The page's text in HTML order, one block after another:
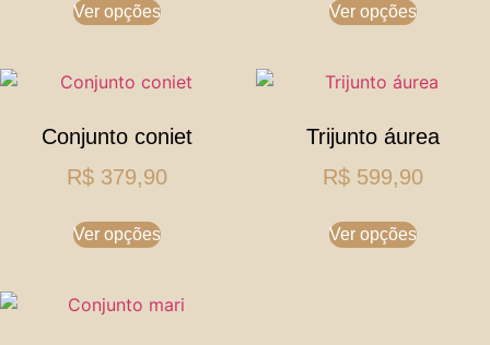
Ver opções Ver opções
Conjunto coniet
R$ 379,90
Ver opções
Trijunto áurea
R$ 599,90
Ver opções